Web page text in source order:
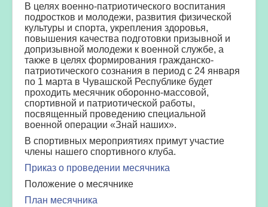
В целях военно-патриотического воспитания
подростков и молодежи, развития физической
культуры и спорта, укрепления здоровья,
повышения качества подготовки призывной и
допризывной молодежи к военной службе, а
также в целях формирования гражданско-
патриотического сознания в период с 24 января
по 1 марта в Чувашской Республике будет
проходить месячник оборонно-массовой,
спортивной и патриотической работы,
посвященный проведению специальной
военной операции «Знай наших».
В спортивных мероприятиях примут участие
члены нашего спортивного клуба.
Приказ о проведении месячника
Положение о месячнике
План месячника